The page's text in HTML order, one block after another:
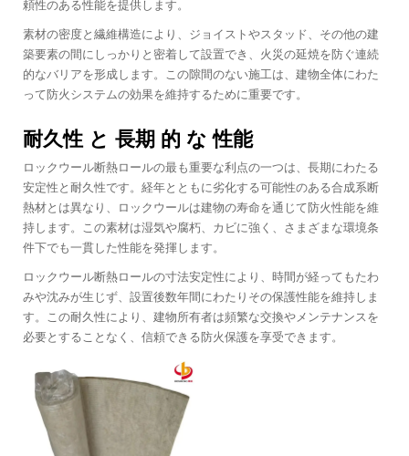
頼性のある性能を提供します。
素材の密度と繊維構造により、ジョイストやスタッド、その他の建
築要素の間にしっかりと密着して設置でき、火災の延焼を防ぐ連続
的なバリアを形成します。この隙間のない施工は、建物全体にわた
って防火システムの効果を維持するために重要です。
耐久性 と 長期 的 な 性能
ロックウール断熱ロールの最も重要な利点の一つは、長期にわたる
安定性と耐久性です。経年とともに劣化する可能性のある合成系断
熱材とは異なり、ロックウールは建物の寿命を通じて防火性能を維
持します。この素材は湿気や腐朽、カビに強く、さまざまな環境条
件下でも一貫した性能を発揮します。
ロックウール断熱ロールの寸法安定性により、時間が経ってもたわ
みや沈みが生じず、設置後数年間にわたりその保護性能を維持しま
す。この耐久性により、建物所有者は頻繁な交換やメンテナンスを
必要とすることなく、信頼できる防火保護を享受できます。